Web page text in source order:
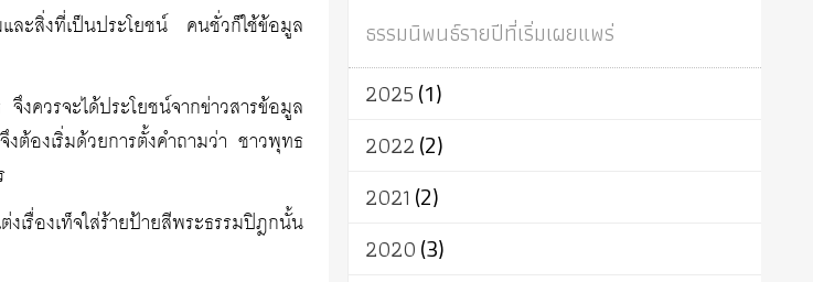
ละสิ่งที่เป็นประโยชน์ คนชั่วก็ใช้ข้อมูล
วรจะได้ประโยชน์จากข่าวสารข้อมูล
ต้องเริ่มด้วยการตั้งคำถามว่า ชาวพุทธ
งเรื่องเท็จใส่ร้ายป้ายสีพระธรรมปิฎกนั้น
ศาสนาประจำชาติ
ผู้บริโภค
ธรรมาธิปไตย
การแยกรัฐกับศาสนา
ธรรมชาติ
เทคโนโลยี
พุทธบริษัท
วัฒนธรรม
ธรรมนิพนธ์รายปีที่เริ่มเผยแพร่
2025(1)
2022(2)
2021 (2)
2020(3)